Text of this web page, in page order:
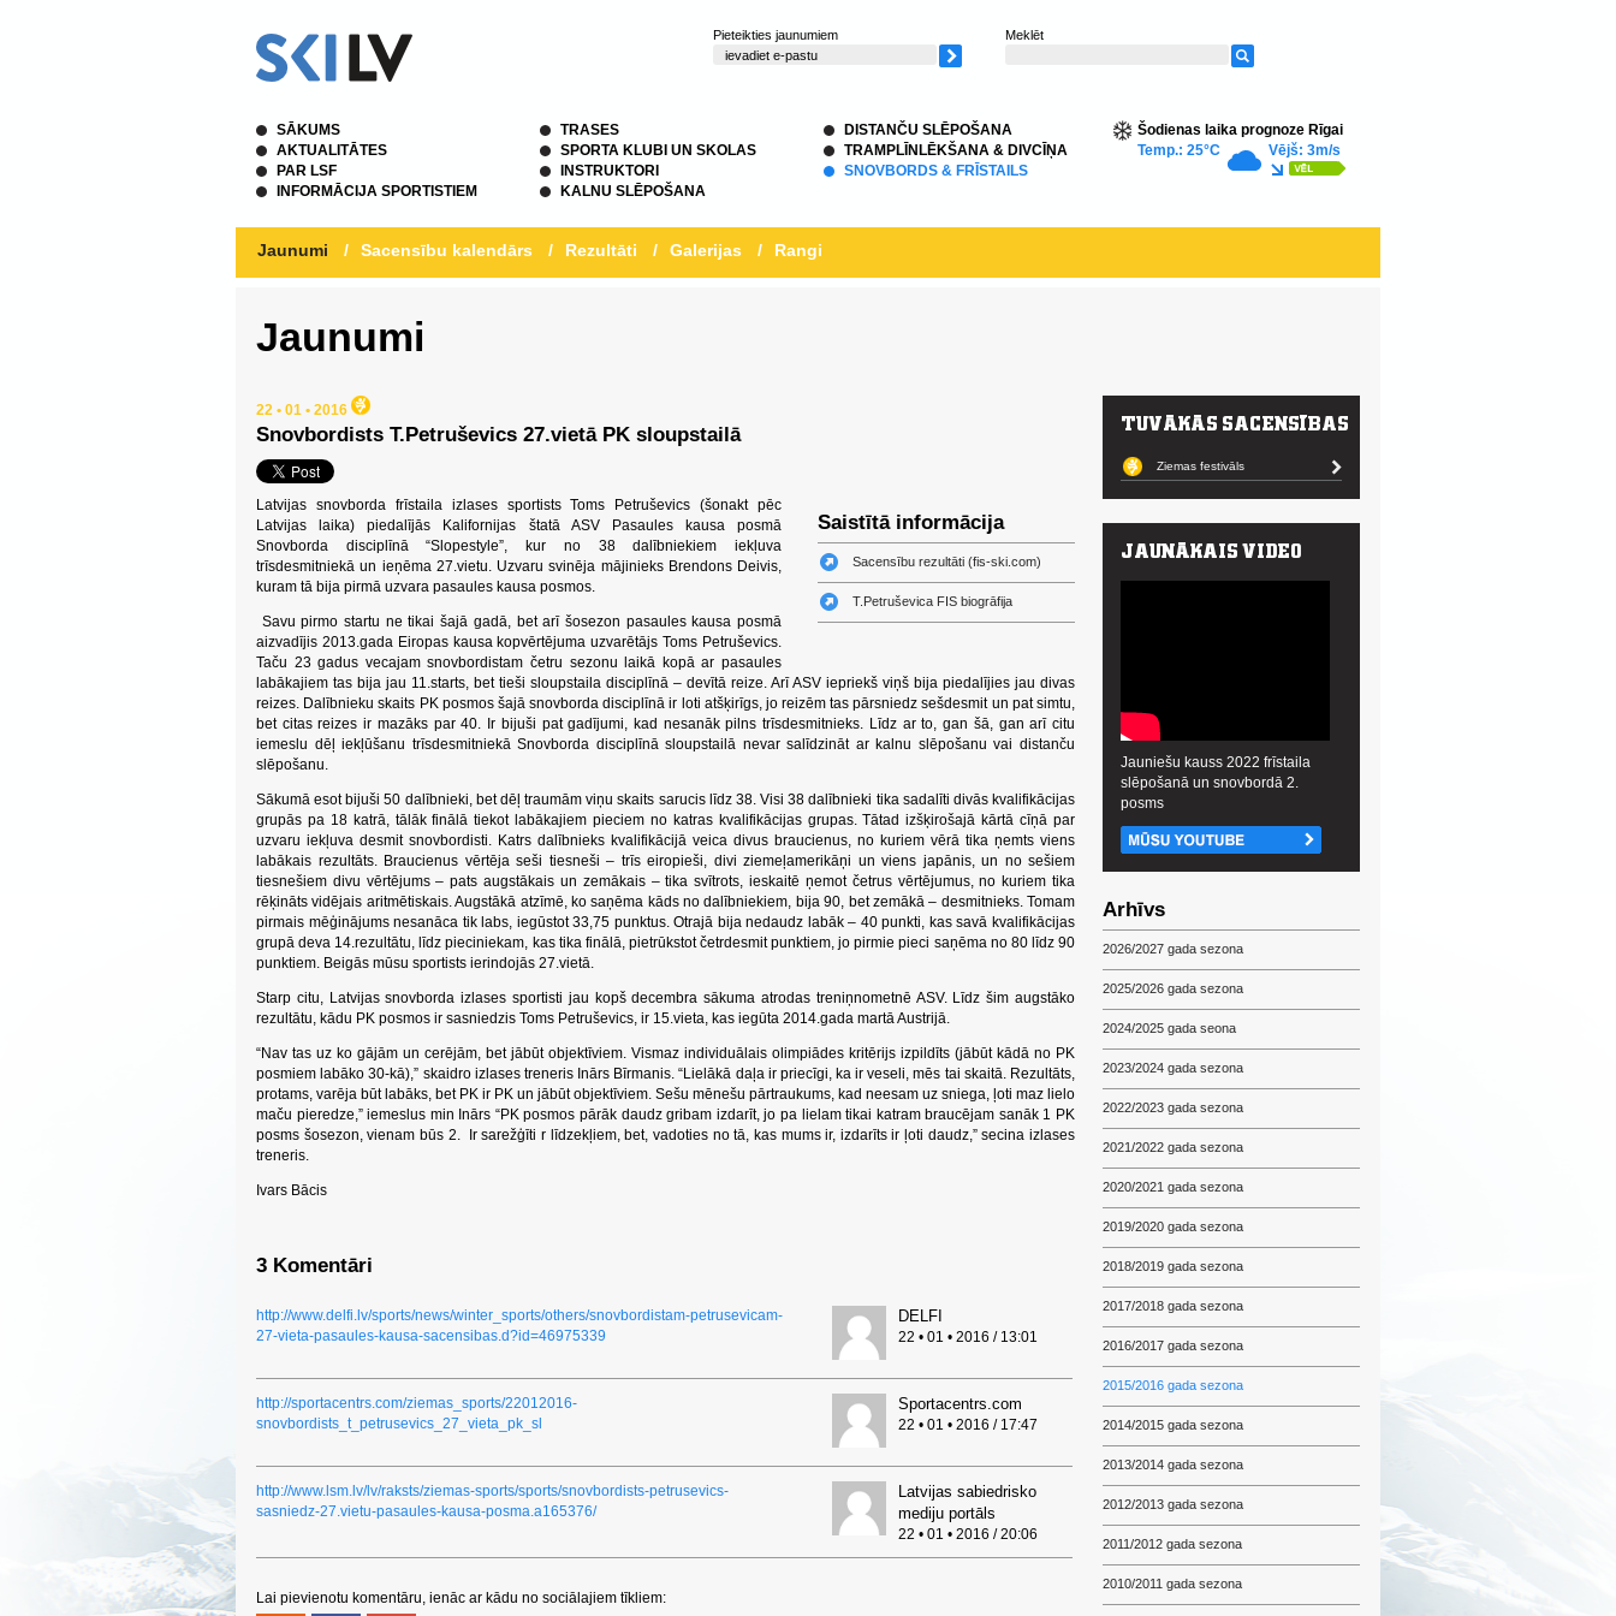
Pieteikties jaunumiem Meklēt
SĀKUMS
AKTUALITĀTES
PAR LSF
INFORMĀCIJA SPORTISTIEM
TRASES
SPORTA KLUBI UN SKOLAS
INSTRUKTORI
KALNU SLĒPOŠANA
DISTANČU SLĒPOŠANA
TRAMPLĪNLĒKŠANA & DIVCĪŅA
SNOVBORDS & FRĪSTAILS
Šodienas laika prognoze Rīgai
Temp.: 25°C
Vējš: 3m/s
Jaunumi / Sacensību kalendārs / Rezultāti / Galerijas / Rangi
Jaunumi
22 • 01 • 2016
Snovbordists T.Petruševics 27.vietā PK sloupstailā
Saistītā informācija
Sacensību rezultāti (fis-ski.com)
T.Petruševica FIS biogrāfija
Latvijas snovborda frīstaila izlases sportists Toms Petruševics (šonakt pēc
Latvijas laika) piedalījās Kalifornijas štatā ASV Pasaules kausa posmā
Snovborda disciplīnā “Slopestyle”, kur no 38 dalībniekiem iekļuva
trīsdesmitniekā un ieņēma 27.vietu. Uzvaru svinēja mājinieks Brendons Deivis,
kuram tā bija pirmā uzvara pasaules kausa posmos.
Savu pirmo startu ne tikai šajā gadā, bet arī šosezon pasaules kausa posmā
aizvadījis 2013.gada Eiropas kausa kopvērtējuma uzvarētājs Toms Petruševics.
Taču 23 gadus vecajam snovbordistam četru sezonu laikā kopā ar pasaules
labākajiem tas bija jau 11.starts, bet tieši sloupstaila disciplīnā – devītā reize. Arī ASV iepriekš viņš bija piedalījies jau divas
reizes. Dalībnieku skaits PK posmos šajā snovborda disciplīnā ir loti atšķirīgs, jo reizēm tas pārsniedz sešdesmit un pat simtu,
bet citas reizes ir mazāks par 40. Ir bijuši pat gadījumi, kad nesanāk pilns trīsdesmitnieks. Līdz ar to, gan šā, gan arī citu
iemeslu dēļ iekļūšanu trīsdesmitniekā Snovborda disciplīnā sloupstailā nevar salīdzināt ar kalnu slēpošanu vai distanču
slēpošanu.
Sākumā esot bijuši 50 dalībnieki, bet dēļ traumām viņu skaits sarucis līdz 38. Visi 38 dalībnieki tika sadalīti divās kvalifikācijas
grupās pa 18 katrā, tālāk finālā tiekot labākajiem pieciem no katras kvalifikācijas grupas. Tātad izšķirošajā kārtā cīņā par
uzvaru iekļuva desmit snovbordisti. Katrs dalībnieks kvalifikācijā veica divus braucienus, no kuriem vērā tika ņemts viens
labākais rezultāts. Braucienus vērtēja seši tiesneši – trīs eiropieši, divi ziemeļamerikāņi un viens japānis, un no sešiem
tiesnešiem divu vērtējums – pats augstākais un zemākais – tika svītrots, ieskaitē ņemot četrus vērtējumus, no kuriem tika
rēķināts vidējais aritmētiskais. Augstākā atzīmē, ko saņēma kāds no dalībniekiem, bija 90, bet zemākā – desmitnieks. Tomam
pirmais mēģinājums nesanāca tik labs, iegūstot 33,75 punktus. Otrajā bija nedaudz labāk – 40 punkti, kas savā kvalifikācijas
grupā deva 14.rezultātu, līdz pieciniekam, kas tika finālā, pietrūkstot četrdesmit punktiem, jo pirmie pieci saņēma no 80 līdz 90
punktiem. Beigās mūsu sportists ierindojās 27.vietā.
Starp citu, Latvijas snovborda izlases sportisti jau kopš decembra sākuma atrodas treniņnometnē ASV. Līdz šim augstāko
rezultātu, kādu PK posmos ir sasniedzis Toms Petruševics, ir 15.vieta, kas iegūta 2014.gada martā Austrijā.
“Nav tas uz ko gājām un cerējām, bet jābūt objektīviem. Vismaz individuālais olimpiādes kritērijs izpildīts (jābūt kādā no PK
posmiem labāko 30-kā),” skaidro izlases treneris Inārs Bīrmanis. “Lielākā daļa ir priecīgi, ka ir veseli, mēs tai skaitā. Rezultāts,
protams, varēja būt labāks, bet PK ir PK un jābūt objektīviem. Sešu mēnešu pārtraukums, kad neesam uz sniega, ļoti maz lielo
maču pieredze,” iemeslus min Inārs “PK posmos pārāk daudz gribam izdarīt, jo pa lielam tikai katram braucējam sanāk 1 PK
posms šosezon, vienam būs 2. Ir sarežģīti r līdzekļiem, bet, vadoties no tā, kas mums ir, izdarīts ir ļoti daudz,” secina izlases
treneris.
Ivars Bācis
3 Komentāri
http://www.delfi.lv/sports/news/winter_sports/others/snovbordistam-petrusevicam-
27-vieta-pasaules-kausa-sacensibas.d?id=46975339
DELFI
22 • 01 • 2016 / 13:01
http://sportacentrs.com/ziemas_sports/22012016-
snovbordists_t_petrusevics_27_vieta_pk_sl
Sportacentrs.com
22 • 01 • 2016 / 17:47
http://www.lsm.lv/lv/raksts/ziemas-sports/sports/snovbordists-petrusevics-
sasniedz-27.vietu-pasaules-kausa-posma.a165376/
Latvijas sabiedrisko
mediju portāls
22 • 01 • 2016 / 20:06
Lai pievienotu komentāru, ienāc ar kādu no sociālajiem tīkliem:
Ziemas festivāls
Jauniešu kauss 2022 frīstaila
slēpošanā un snovbordā 2.
posms
Arhīvs
2026/2027 gada sezona
2025/2026 gada sezona
2024/2025 gada seona
2023/2024 gada sezona
2022/2023 gada sezona
2021/2022 gada sezona
2020/2021 gada sezona
2019/2020 gada sezona
2018/2019 gada sezona
2017/2018 gada sezona
2016/2017 gada sezona
2015/2016 gada sezona
2014/2015 gada sezona
2013/2014 gada sezona
2012/2013 gada sezona
2011/2012 gada sezona
2010/2011 gada sezona